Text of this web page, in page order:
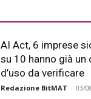
AI Act, 6 imprese
su 10 hanno già un
d’uso da verificare
Redazione BitMAT - 03/